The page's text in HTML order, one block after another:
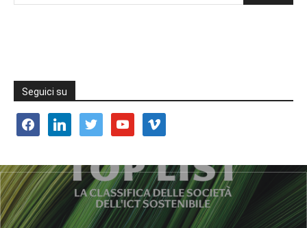
Seguici su
facebooklinkedin twitter youtube vimeo